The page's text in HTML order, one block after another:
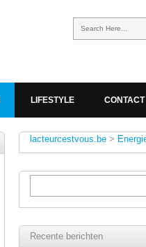
Search Here...
LIFESTYLE CONTACT
lacteurcestvous.be >
Recente berichten